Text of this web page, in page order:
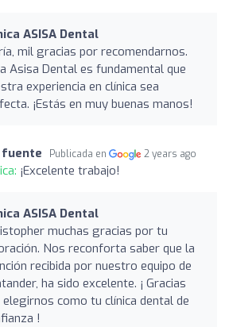
ASISA Dental
mil gracias por recomendarnos.
Asisa Dental es fundamental que
experiencia en clínica sea
¡Estás en muy buenas manos!
Publicada en 2 years ago
¡Excelente trabajo!
ASISA Dental
muchas gracias por tu
Nos reconforta saber que la
recibida por nuestro equipo de
ha sido excelente. ¡ Gracias
como tu clínica dental de
!